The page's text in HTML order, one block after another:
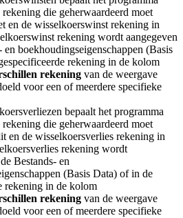
die geherwaardeerd moet
en de wisselkoerswinst rekening in
rekening wordt aangegeven
en boekhoudingseigenschappen (Basis
rekening in de kolom
rekening van de weergave
voor een of meerdere specifieke
bepaalt het programma
die geherwaardeerd moet
en de wisselkoersverlies rekening in
rekening wordt
Bestands- en
(Basis Data) of in de
rekening in de kolom
rekening van de weergave
voor een of meerdere specifieke